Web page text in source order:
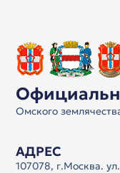
Омского
АДРЕС
107078, г.Москва.